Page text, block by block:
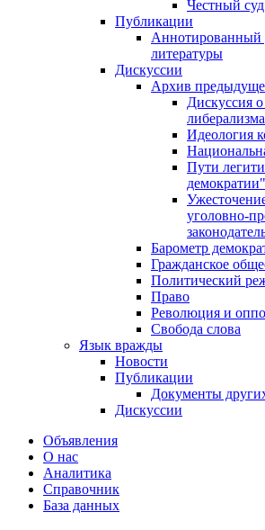
Честный суд
Публикации
Аннотированный
литературы
Дискуссии
Архив
Дискуссия
Идеология
Пути
демократии"
уголовно-
Барометр
Гражданское
Политический
Право
Революция и
Свобода слова
Язык вражды
Новости
Публикации
Документы
Дискуссии
Объявления
О нас
Аналитика
Справочник
База данных